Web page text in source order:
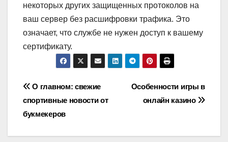
некоторых других защищенных протоколов на
ваш сервер без расшифровки трафика. Это
означает, что службе не нужен доступ к вашему
сертификату.
Навигация
по
записям
Особенности игры в
онлайн казино
О главном: свежие
спортивные новости от
букмекеров